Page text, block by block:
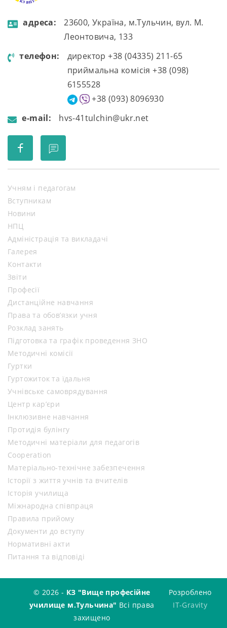
aдресa:
23600, Україна, м.Тульчин, вул. М.
Леонтовича, 133
телефон:
директор +38 (04335) 211-65
приймальна комісія +38 (098)
6155528
+38 (093) 8096930
e-mail:
hvs-41tulchin@ukr.net
Учням і педагогам
Вступникам
Новини
НПЦ
Адміністрація та викладачі
Галерея
Контакти
Звіти
Професії
Дистанційне навчання
Права та обов’язки учня
Розклад занять
Підготовка та графік проведення ЗНО
Методичні комісії
Гуртки
Гуртожиток та їдальня
Учнівське самоврядування
Центр кар’єри
Інклюзивне навчання
Протидія булінгу
Методичні матеріали для педагогів
Cooperation
Матеріально-технічне забезпечення
Історії з життя учнів та вчителів
Історія училища
Міжнародна співпраця
Правила прийому
Документи до вступу
Нормативні акти
Питання та відповіді
© 2026 - КЗ "Вище професійне
училище м.Тульчина" Всі права
захищено
Розроблено
IT-Gravity